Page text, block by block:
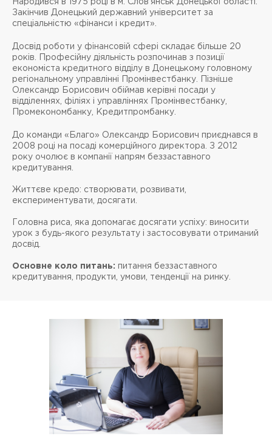
Народився в 1975 році в м. Слов'янськ Донецької області.
Закінчив Донецький державний університет за
спеціальністю «фінанси і кредит».
Досвід роботи у фінансовій сфері складає більше 20
років. Професійну діяльність розпочинав з позиції
економіста кредитного відділу в Донецькому головному
регіональному управлінні Промінвестбанку. Пізніше
Олександр Борисович обіймав керівні посади у
відділеннях, філіях і управліннях Промінвестбанку,
Промекономбанку, Кредитпромбанку.
До команди «Благо» Олександр Борисович приєднався в
2008 році на посаді комерційного директора. З 2012
року очолює в компанії напрям беззаставного
кредитування.
Життєве кредо: створювати, розвивати,
експериментувати, досягати.
Головна риса, яка допомагає досягати успіху: виносити
урок з будь-якого результату і застосовувати отриманий
досвід.
Основне коло питань: питання беззаставного
кредитування, продукти, умови, тенденції на ринку.